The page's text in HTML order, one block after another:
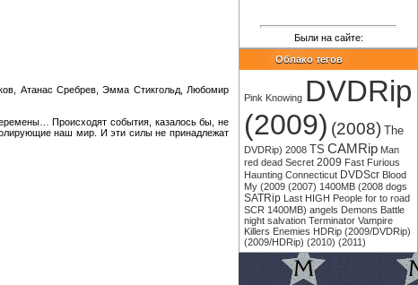
Атанас Сребрев, Эмма Стикгольд, Любомир
Происходят события, казалось бы, не
наш мир. И эти силы не принадлежат
Были на сайте:
Облако тегов
Pink Knowing DVDRip
(2009) (2008) The
DVDRip) 2008 TS CAMRip Man
red dead Secret 2009 Fast Furious
Haunting Connecticut DVDScr Blood
My (2009 (2007) 1400MB (2008 dogs
SATRip Last HIGH People for to road
SCR 1400MB) angels Demons Battle
night salvation Terminator Vampire
Killers Enemies HDRip (2009/DVDRip)
(2009/HDRip) (2010) (2011)